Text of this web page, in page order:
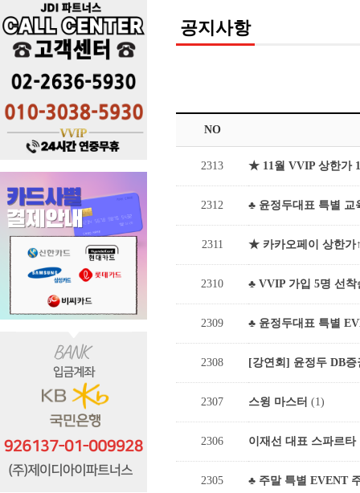
공지사항
NO
2313 ★ 11월 VVIP 상한가
2312 ♣ 윤정두대표 특별 교
2311 ★ 카카오페이 상한가
2310 ♣ VVIP 가입 5명 선
2309 ♣ 윤정두대표 특별
2308 [강연회] 윤정두 DB
2307 스윙 마스터 (1)
2306 이재선 대표 스파르
2305 ♣ 주말 특별 EVENT